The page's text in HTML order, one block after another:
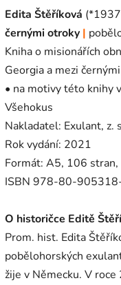
Edita Štěříková
černými otroky |
Kniha o misionářích
Georgia a mezi
• na motivy této knihy
Všehokus
Nakladatel: Exulant, z.
Rok vydání: 2021
Formát: A5, 106 stran,
ISBN 978-80-
O historičce Editě
Prom. hist. Edita
pobělohorských
žije v Německu. V